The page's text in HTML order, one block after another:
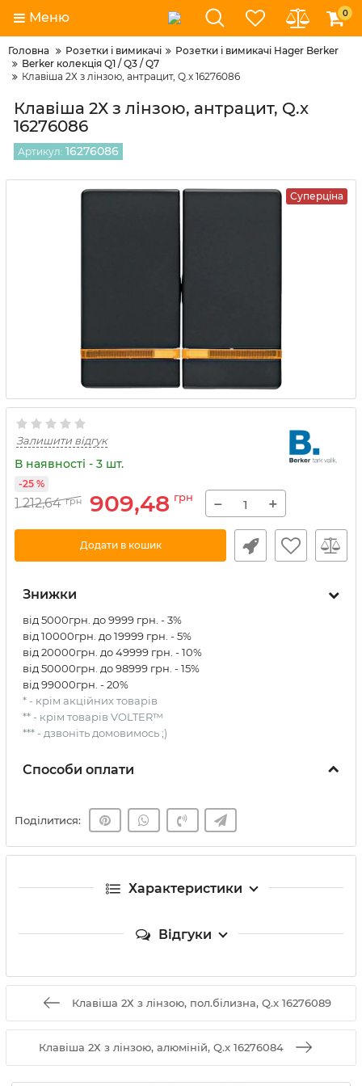
Меню 0
Головна Розетки і вимикачі
Розетки і вимикачі Hager Berker
Berker колекція Q1 / Q3 / Q7
Клавіша 2Х з лінзою, антрацит, Q.x 16276086
Клавіша 2Х з лінзою, антрацит, Q.x
16276086
Артикул: 16276086
Суперціна
Залишити відгук
В наявності - 3 шт.
1 212,64 грн 909,48 грн
-25 %
− +
Додати в кошик
Знижки
від 5000грн. до 9999 грн. - 3%
від 10000грн. до 19999 грн. - 5%
від 20000грн. до 49999 грн. - 10%
від 50000грн. до 98999 грн. - 15%
від 99000грн. - 20%
* - крім акційних товарів
** - крім товарів VOLTER™
*** - дзвоніть домовимось ;)
Способи оплати
Поділитися:
Характеристики
Відгуки
Клавіша 2Х з лінзою, пол.білизна, Q.x 16276089
Клавіша 2Х з лінзою, алюміній, Q.x 16276084